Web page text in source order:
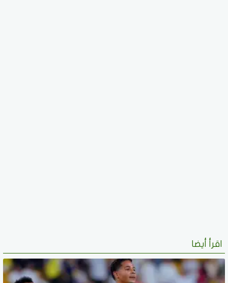
اقرأ أيضا